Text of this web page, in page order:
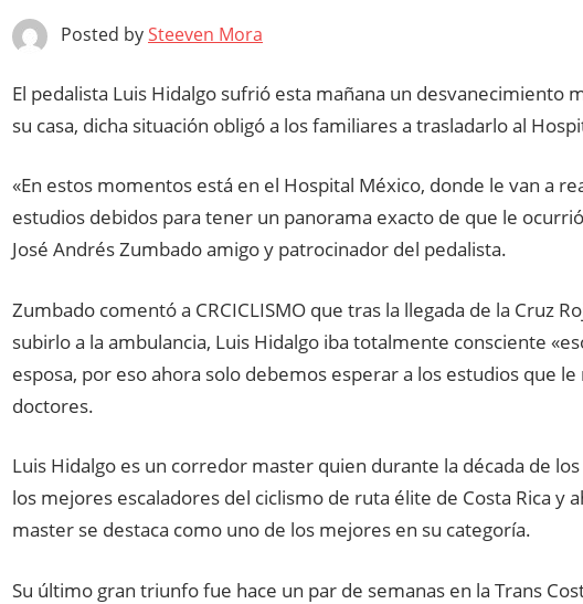
Posted bySteeven Mora
El pedalista Luis Hidalgo sufrió esta mañana un desvanecimiento
su casa, dicha situación obligó a los familiares a trasladarlo al
«En estos momentos está en el Hospital México, donde le van a
estudios debidos para tener un panorama exacto de que le
José Andrés Zumbado amigo y patrocinador del pedalista.
Zumbado comentó a CRCICLISMO que tras la llegada de la Cruz
subirlo a la ambulancia, Luis Hidalgo iba totalmente consciente
esposa, por eso ahora solo debemos esperar a los estudios que le
doctores.
Luis Hidalgo es un corredor master quien durante la década de
los mejores escaladores del ciclismo de ruta élite de Costa Rica y
master se destaca como uno de los mejores en su categoría.
Su último gran triunfo fue hace un par de semanas en la Trans